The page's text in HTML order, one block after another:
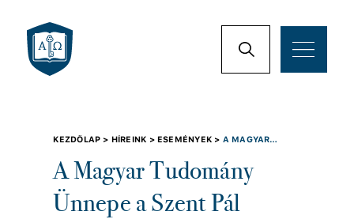
KEZDŐLAP > HÍREINK >ESEMÉNYEK > A MAGYAR
A Magyar Tudomány
Ünnepe a Szent Pál